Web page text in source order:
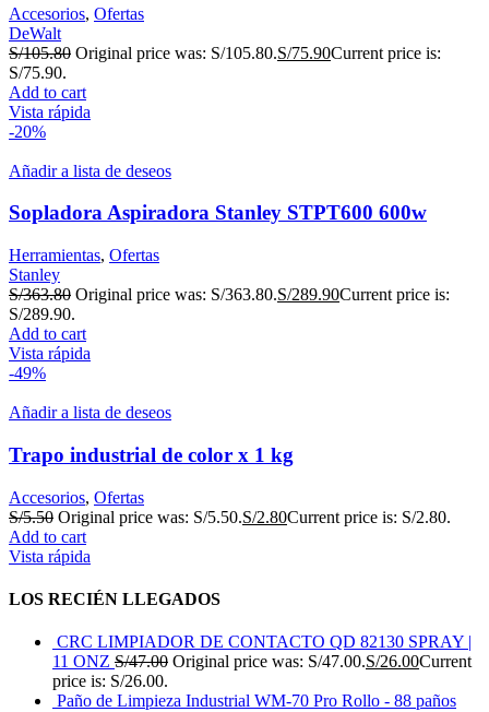
Accesorios, Ofertas
DeWalt
S/105.80 Original price was: S/105.80.S/75.90Current price is:
S/75.90.
Add to cart
Vista rápida
-20%
Añadir a lista de deseos
Sopladora Aspiradora Stanley STPT600 600w
Herramientas, Ofertas
Stanley
S/363.80 Original price was: S/363.80.S/289.90Current price is:
S/289.90.
Add to cart
Vista rápida
-49%
Añadir a lista de deseos
Trapo industrial de color x 1 kg
Accesorios, Ofertas
S/5.50 Original price was: S/5.50.S/2.80Current price is: S/2.80.
Add to cart
Vista rápida
LOS RECIÉN LLEGADOS
CRC LIMPIADOR DE CONTACTO QD 82130 SPRAY |
11 ONZ S/47.00 Original price was: S/47.00.S/26.00Current
price is: S/26.00.
Paño de Limpieza Industrial WM-70 Pro Rollo - 88 paños